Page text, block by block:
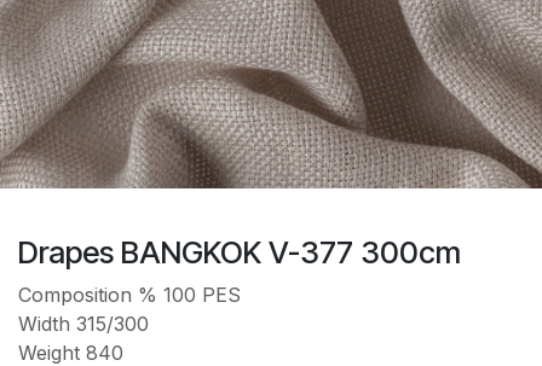
Drapes BANGKOK V-377 300cm
Composition % 100 PES
Width 315/300
Weight 840